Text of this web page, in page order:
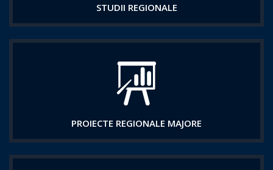
STUDII REGIONALE
PROIECTE REGIONALE MAJORE